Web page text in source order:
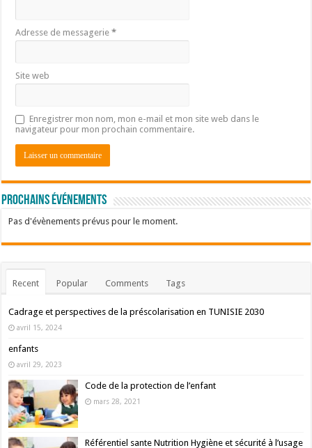
Adresse de messagerie*
Site web
Enregistrer mon nom, mon e-mail et mon site web dans le
navigateur pour mon prochain commentaire.
Prochains événements
Pas d'évènements prévus pour le moment.
Recent Popular Comments Tags
Cadrage et perspectives de la préscolarisation en TUNISIE 2030
avril 15, 2024
enfants
avril 29, 2023
Code de la protection de l’enfant
mars 28, 2021
Référentiel sante Nutrition Hygiène et sécurité à l’usage